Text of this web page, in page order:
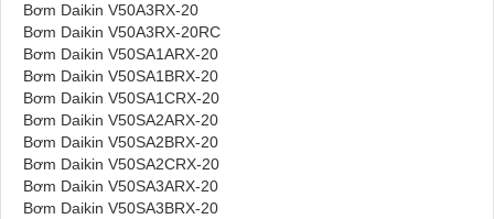
Bơm Daikin V50A3RX-20
Bơm Daikin V50A3RX-20RC
Bơm Daikin V50SA1ARX-20
Bơm Daikin V50SA1BRX-20
Bơm Daikin V50SA1CRX-20
Bơm Daikin V50SA2ARX-20
Bơm Daikin V50SA2BRX-20
Bơm Daikin V50SA2CRX-20
Bơm Daikin V50SA3ARX-20
Bơm Daikin V50SA3BRX-20